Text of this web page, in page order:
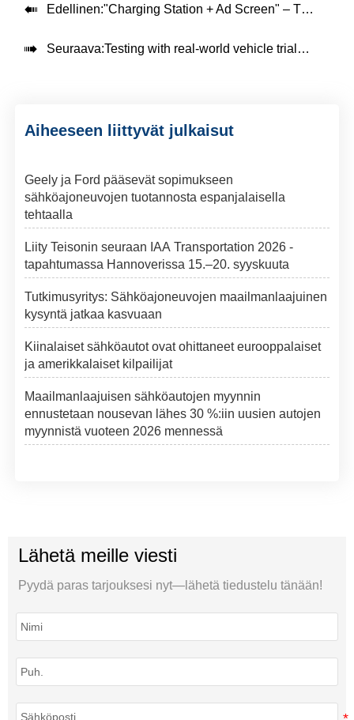
 Edellinen:"Charging Station + Ad Screen" – The Smart, Profitable Solution for All
 Seuraava:Testing with real-world vehicle trials to ensure the performance and reliability of EV chargers.
Aiheeseen liittyvät julkaisut
Geely ja Ford pääsevät sopimukseen
sähköajoneuvojen tuotannosta espanjalaisella
tehtaalla
Liity Teisonin seuraan IAA Transportation 2026 -
tapahtumassa Hannoverissa 15.–20. syyskuuta
Tutkimusyritys: Sähköajoneuvojen maailmanlaajuinen
kysyntä jatkaa kasvuaan
Kiinalaiset sähköautot ovat ohittaneet eurooppalaiset
ja amerikkalaiset kilpailijat
Maailmanlaajuisen sähköautojen myynnin
ennustetaan nousevan lähes 30 %:iin uusien autojen
myynnistä vuoteen 2026 mennessä
Lähetä meille viesti
Pyydä paras tarjouksesi nyt—lähetä tiedustelu tänään!